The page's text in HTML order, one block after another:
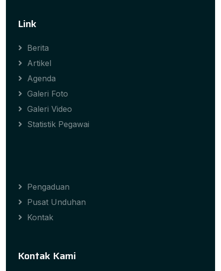
Link
Berita
Artikel
Agenda
Galeri Foto
Galeri Video
Statistik Pegawai
Pengaduan
Pusat Unduhan
Kontak
Kontak Kami